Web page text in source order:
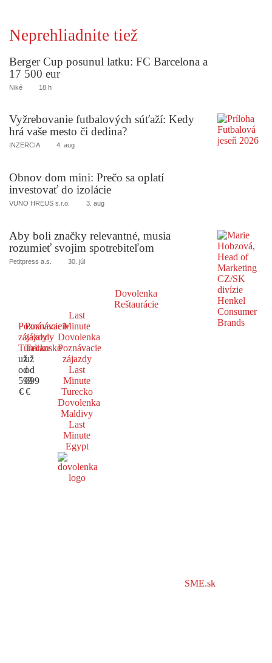
Neprehliadnite tiež
Berger Cup posunul latku: FC Barcelona a
17 500 eur
Niké 18 h
Vyžrebovanie futbalových súťaží: Kedy
hrá vaše mesto či dedina?
INZERCIA 4. aug
Obnov dom mini: Prečo sa oplatí
investovať do izolácie
VUNO HREUS s.r.o. 3. aug
Aby boli značky relevantné, musia
rozumieť svojim spotrebiteľom
Petitpress a.s. 30. júl
Dovolenka
Reštaurácie
Poznávacie
zájazdy
Turecko
už
od
599
€
Poznávacie
zájazdy
Taliansko
už
od
699
€
Last
Minute
Dovolenka
Poznávacie
zájazdy
Last
Minute
Turecko
Dovolenka
Maldivy
Last
Minute
Egypt
SME.sk